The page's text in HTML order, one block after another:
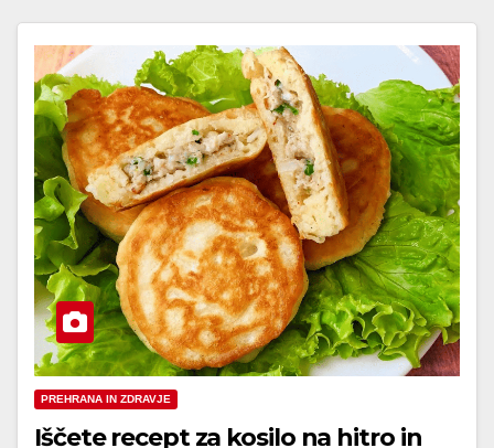
PREHRANA IN ZDRAVJE
Iščete recept za kosilo na hitro in